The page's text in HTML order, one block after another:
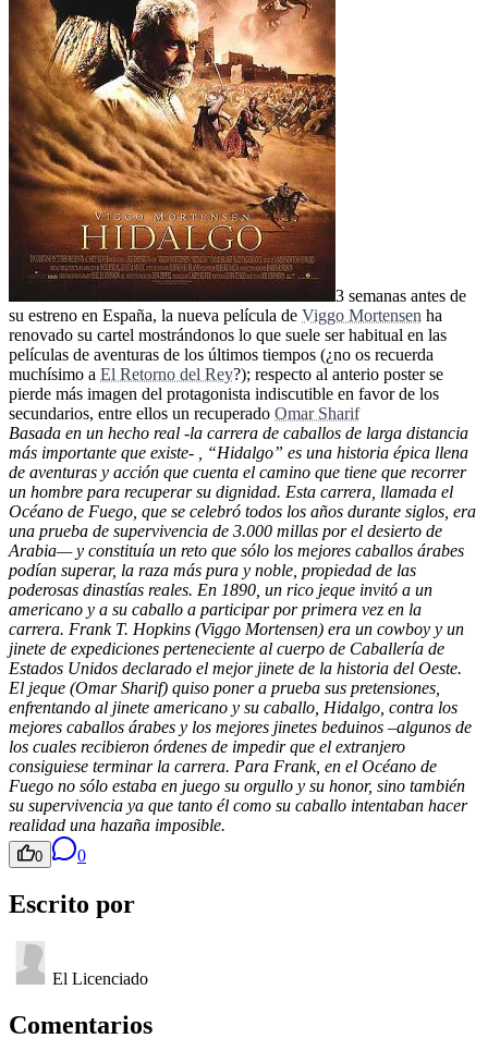
3 semanas antes de
su estreno en España, la nueva película de Viggo Mortensen ha
renovado su cartel mostrándonos lo que suele ser habitual en las
películas de aventuras de los últimos tiempos (¿no os recuerda
muchísimo a El Retorno del Rey?); respecto al anterio poster se
pierde más imagen del protagonista indiscutible en favor de los
secundarios, entre ellos un recuperado Omar Sharif
Basada en un hecho real -la carrera de caballos de larga distancia
más importante que existe- , “Hidalgo” es una historia épica llena
de aventuras y acción que cuenta el camino que tiene que recorrer
un hombre para recuperar su dignidad. Esta carrera, llamada el
Océano de Fuego, que se celebró todos los años durante siglos, era
una prueba de supervivencia de 3.000 millas por el desierto de
Arabia— y constituía un reto que sólo los mejores caballos árabes
podían superar, la raza más pura y noble, propiedad de las
poderosas dinastías reales. En 1890, un rico jeque invitó a un
americano y a su caballo a participar por primera vez en la
carrera. Frank T. Hopkins (Viggo Mortensen) era un cowboy y un
jinete de expediciones perteneciente al cuerpo de Caballería de
Estados Unidos declarado el mejor jinete de la historia del Oeste.
El jeque (Omar Sharif) quiso poner a prueba sus pretensiones,
enfrentando al jinete americano y su caballo, Hidalgo, contra los
mejores caballos árabes y los mejores jinetes beduinos –algunos de
los cuales recibieron órdenes de impedir que el extranjero
consiguiese terminar la carrera. Para Frank, en el Océano de
Fuego no sólo estaba en juego su orgullo y su honor, sino también
su supervivencia ya que tanto él como su caballo intentaban hacer
realidad una hazaña imposible.
0 0
Escrito por
El Licenciado
Comentarios